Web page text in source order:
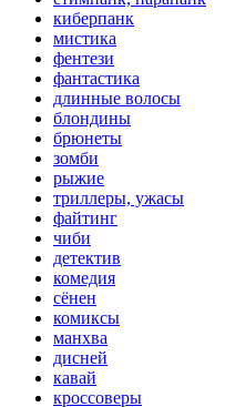
киберпанк
мистика
фентези
фантастика
длинные волосы
блондины
брюнеты
зомби
рыжие
триллеры, ужасы
файтинг
чиби
детектив
комедия
сёнен
комиксы
манхва
дисней
кавай
кроссоверы